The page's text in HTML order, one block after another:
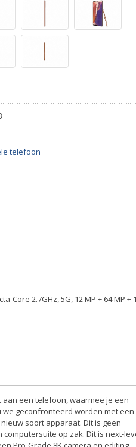
telefoon
Core 2.7GHz, 5G, 12 MP + 64 MP +
een telefoon, waarmee je een
geconfronteerd worden met een
soort apparaat. Dit is geen
op zak. Dit is next-